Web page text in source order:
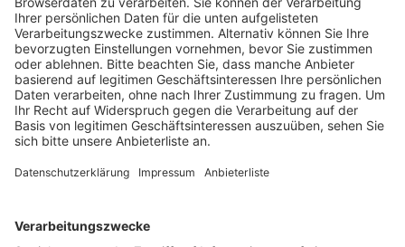
mit der angestrebten Nutzung des Sees zum Baden
und für Freizeitaktivitäten, zum anderen mit den noch
auszuweisenden Schutzflächen für Amphibien und
Reptilien. Ob ein Badeplatz zum Abschluss der Saison
für Hunde geöffnet werden kann, wäre zu prüfen,
wenn dieser konkret würde.
Aktuell sieht die Verwaltung eine eher naturorientierte
anziehen, die mit dem Auto kommen. Das würde eher